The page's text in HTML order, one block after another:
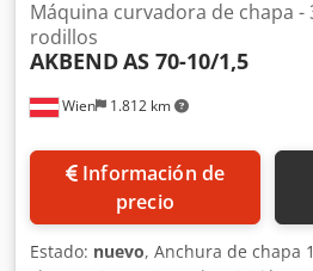
Wien 1.812 km
Máquina curvadora de chapa -
rodillos
AKBENDAS 70-10/1,5
Información de
precio
Estado: nuevo, Anchura de chapa